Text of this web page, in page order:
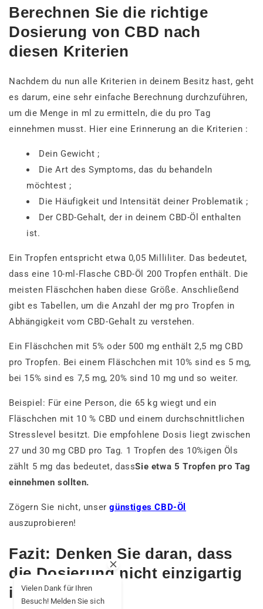
Berechnen Sie die richtige
Dosierung von CBD nach
diesen Kriterien
Nachdem du nun alle Kriterien in deinem Besitz hast, geht
es darum, eine sehr einfache Berechnung durchzuführen,
um die Menge in ml zu ermitteln, die du pro Tag
einnehmen musst. Hier eine Erinnerung an die Kriterien :
Dein Gewicht ;
Die Art des Symptoms, das du behandeln
möchtest ;
Die Häufigkeit und Intensität deiner Problematik ;
Der CBD-Gehalt, der in deinem CBD-Öl enthalten
ist.
Ein Tropfen entspricht etwa 0,05 Milliliter. Das bedeutet,
dass eine 10-ml-Flasche CBD-Öl 200 Tropfen enthält. Die
meisten Fläschchen haben diese Größe. Anschließend
gibt es Tabellen, um die Anzahl der mg pro Tropfen in
Abhängigkeit vom CBD-Gehalt zu verstehen.
Ein Fläschchen mit 5% oder 500 mg enthält 2,5 mg CBD
pro Tropfen. Bei einem Fläschchen mit 10% sind es 5 mg,
bei 15% sind es 7,5 mg, 20% sind 10 mg und so weiter.
Beispiel: Für eine Person, die 65 kg wiegt und ein
Fläschchen mit 10 % CBD und einem durchschnittlichen
Stresslevel besitzt. Die empfohlene Dosis liegt zwischen
27 und 30 mg CBD pro Tag. 1 Tropfen des 10%igen Öls
zählt 5 mg das bedeutet, dassSie etwa 5 Tropfen pro Tag
einnehmen sollten.
Zögern Sie nicht, unsergünstiges CBD-Öl
auszuprobieren!
Fazit: Denken Sie daran, dass
die Dosierung nicht einzigartig
ist
Vielen Dank für Ihren
Besuch! Melden Sie sich